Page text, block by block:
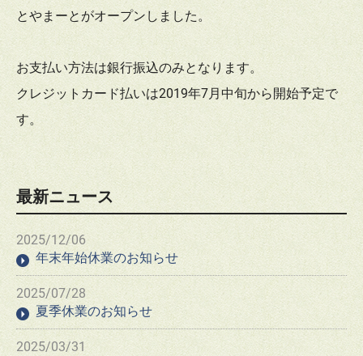
とやまーとがオープンしました。
お支払い方法は銀行振込のみとなります。
クレジットカード払いは2019年7月中旬から開始予定で
す。
最新ニュース
2025/12/06
年末年始休業のお知らせ
2025/07/28
夏季休業のお知らせ
2025/03/31